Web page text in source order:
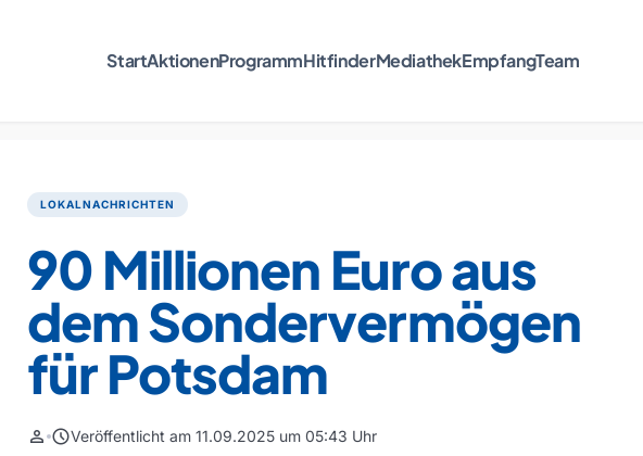
StartAktionenProgrammHitfinderMediathekEmpfangTeam
LOKALNACHRICHTEN
90 Millionen Euro aus
dem Sondervermögen
für Potsdam
person scheduleVeröffentlicht am 11.09.2025 um 05:43 Uhr